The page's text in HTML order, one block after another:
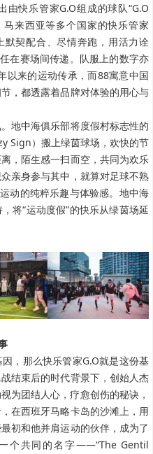
快乐管家G.O组成的球队“G.O
来西亚等多个国家的快乐管家
默契配合、尽情奔跑，用活力诠
在赛场间传递。队服上的数字亦
以来的运动传承，而88寓意中国
，都透露着品牌对体验的用心与
地中海俱乐部将度假村标志性的
Sign）搬上绿茵球场，欢快的节
，陌生感一扫而空，共同为欢乐
亲身参与其中，就算对足球不熟
动的纯粹乐趣与体验感。地中海
将“运动度假”的快乐从绿茵场延
，那么快乐管家G.O就是这份基
结束后的时代背景下，创始人杰
为团结人心，疗愈创伤的秘诀，
在西班牙马略卡岛的沙滩上，用
初和他并肩运动的伙伴，成为了
个共同的名字——“The Gentil